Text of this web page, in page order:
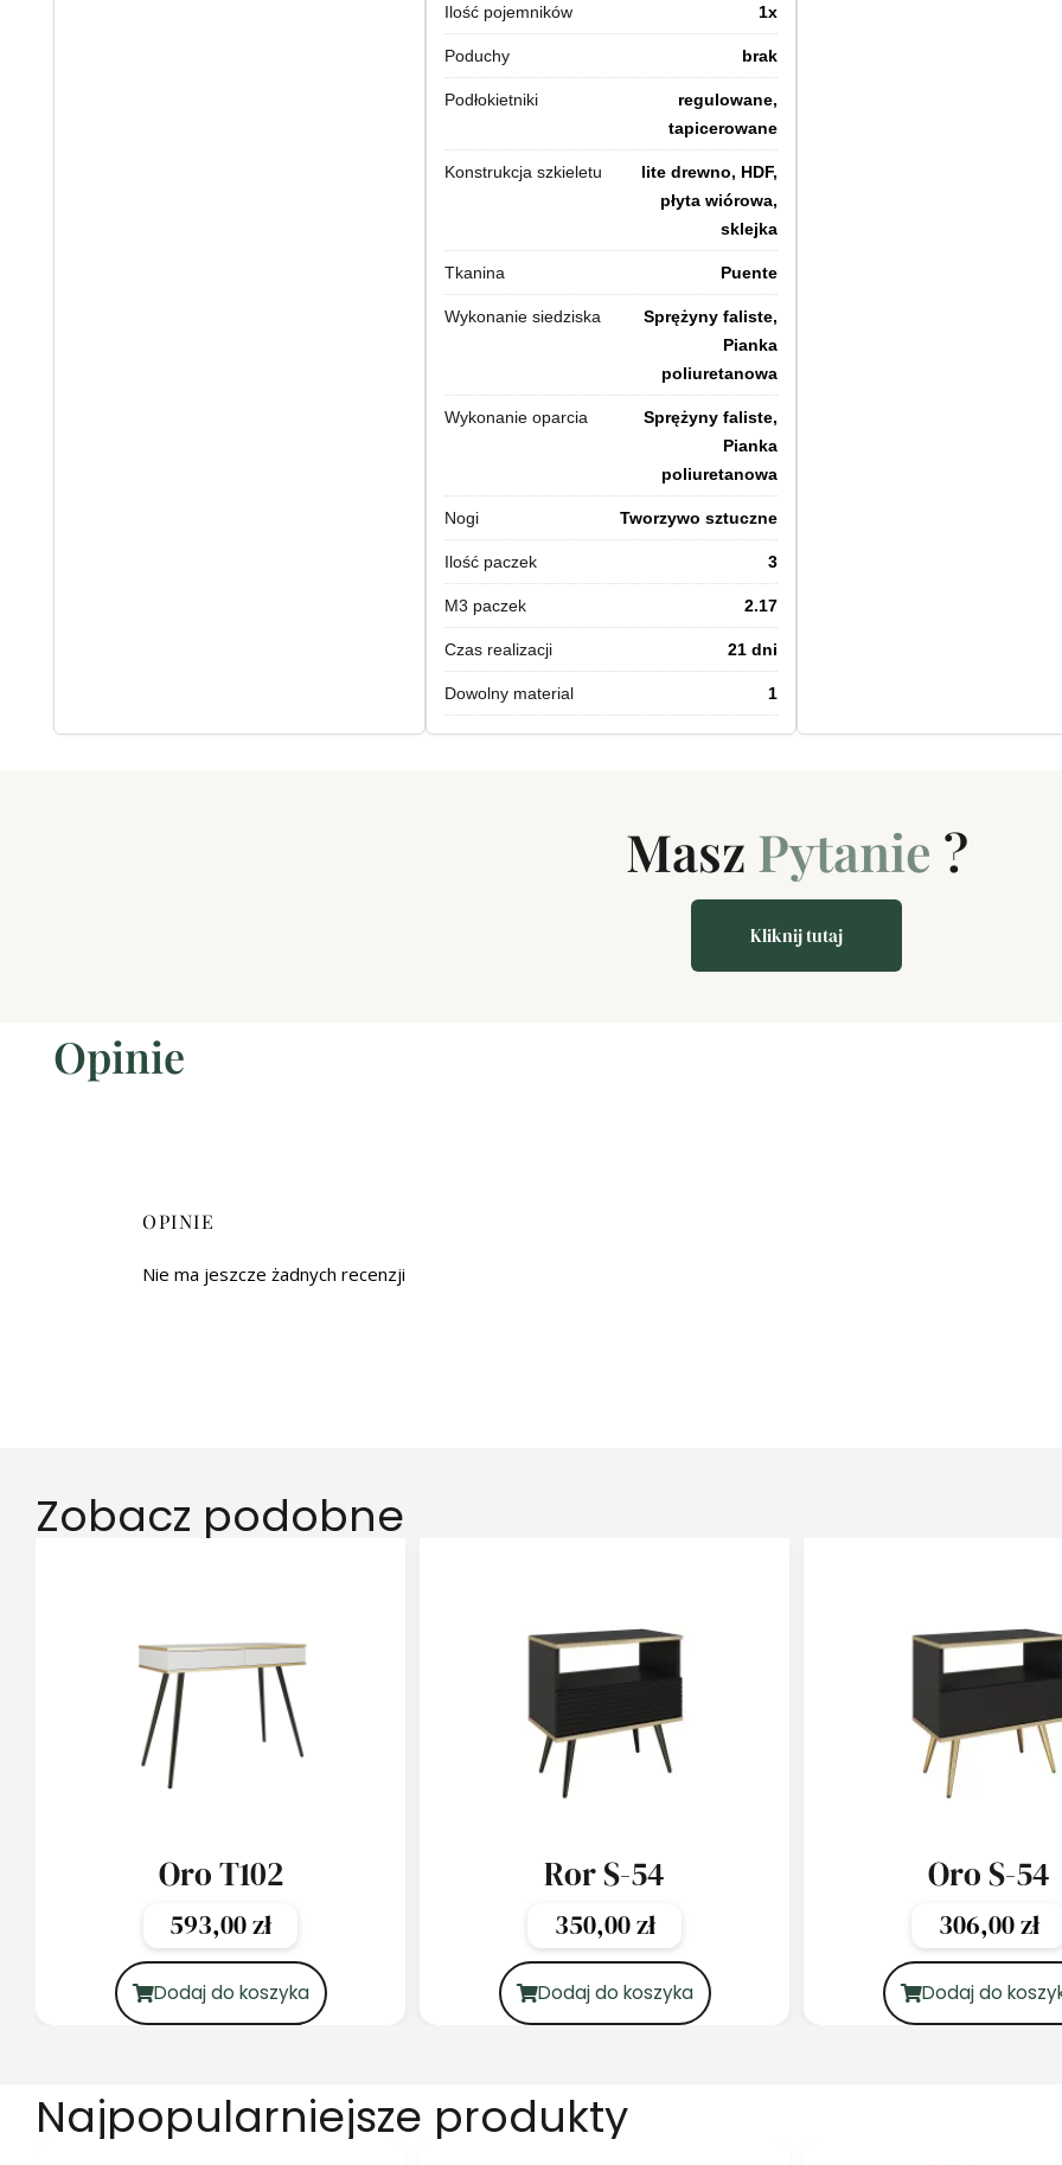
Ilość pojemników 1x
Poduchy brak
Podłokietniki
regulowane,
tapicerowane
Konstrukcja szkieletu
lite drewno, HDF,
płyta wiórowa,
sklejka
Tkanina Puente
Wykonanie siedziska
Sprężyny faliste,
Pianka
poliuretanowa
Wykonanie oparcia
Sprężyny faliste,
Pianka
poliuretanowa
Nogi Tworzywo sztuczne
Ilość paczek 3
M3 paczek 2.17
Czas realizacji 21 dni
Dowolny material 1
Masz Inny pomysł
Kliknij tutaj
Opinie
OPINIE
Nie ma jeszcze żadnych recenzji
Zobacz podobne
Oro T102
593,00zł
Dodaj do koszyka
Ror S-54
350,00zł
Dodaj do koszyka
Oro S-54
306,00zł
Dodaj do
Najpopularniejsze produkty